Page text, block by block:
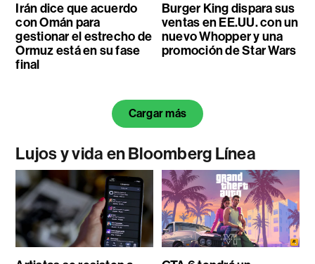
Irán dice que acuerdo
con Omán para
gestionar el estrecho de
Ormuz está en su fase
final
Burger King dispara sus
ventas en EE.UU. con un
nuevo Whopper y una
promoción de Star Wars
Cargar más
Lujos y vida en Bloomberg Línea